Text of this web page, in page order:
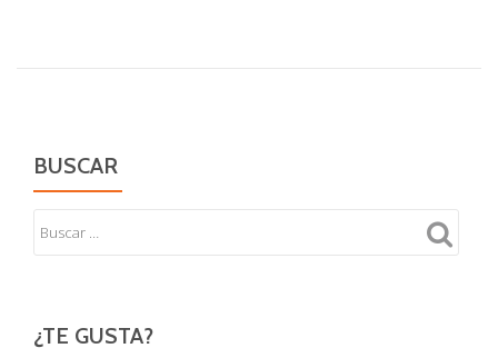
besos
BUSCAR
¿TE GUSTA?